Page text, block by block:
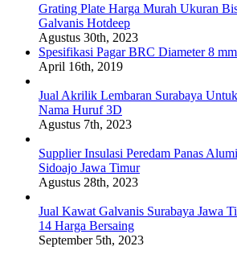
Grating Plate Harga Murah Ukuran
Galvanis Hotdeep
Agustus 30th, 2023
Spesifikasi Pagar BRC Diameter 8
April 16th, 2019
Jual Akrilik Lembaran Surabaya
Nama Huruf 3D
Agustus 7th, 2023
Supplier Insulasi Peredam Panas
Sidoajo Jawa Timur
Agustus 28th, 2023
Jual Kawat Galvanis Surabaya Jawa
14 Harga Bersaing
September 5th, 2023